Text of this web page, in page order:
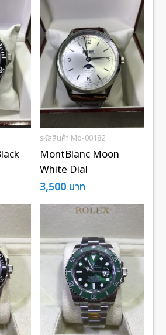
รหัสสินค้า Mo-00182
MontBlanc Moon
White Dial
3,500 บาท